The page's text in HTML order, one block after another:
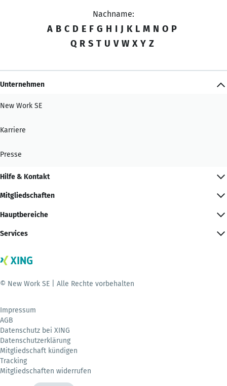
Nachname:
A B C D E F G H I J K L M N O P
Q R S T U V W X Y Z
Unternehmen
New Work SE
Karriere
Presse
Hilfe & Kontakt
Mitgliedschaften
Hauptbereiche
Services
© New Work SE | Alle Rechte vorbehalten
Impressum
AGB
Datenschutz bei XING
Datenschutzerklärung
Mitgliedschaft kündigen
Tracking
Mitgliedschaften widerrufen